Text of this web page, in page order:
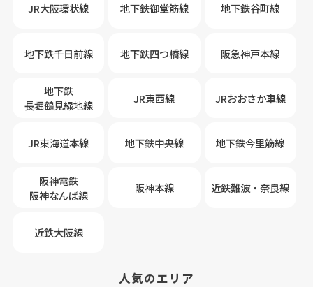
JR大阪環状線 地下鉄御堂筋線 地下鉄谷町線
地下鉄千日前線 地下鉄四つ橋線 阪急神戸本線
地下鉄
長堀鶴見緑地線
JR東西線 JRおおさか車線
JR東海道本線 地下鉄中央線 地下鉄今里筋線
阪神電鉄
阪神なんば線
阪神本線 近鉄難波・奈良線
近鉄大阪線
人気のエリア